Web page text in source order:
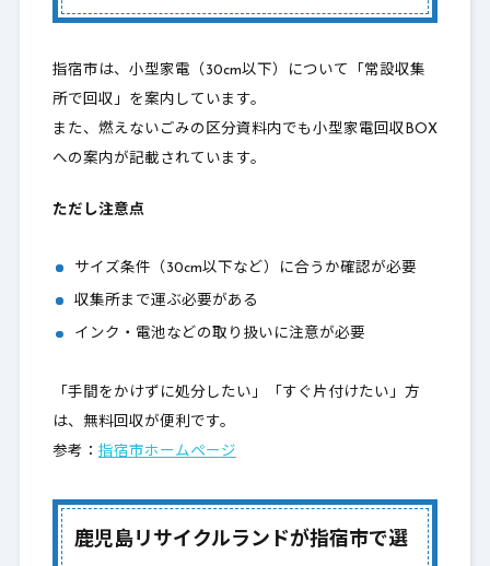
指宿市は、小型家電（30cm以下）について「常設収集
所で回収」を案内しています。
また、燃えないごみの区分資料内でも小型家電回収BOX
への案内が記載されています。
ただし注意点
サイズ条件（30cm以下など）に合うか確認が必要
収集所まで運ぶ必要がある
インク・電池などの取り扱いに注意が必要
「手間をかけずに処分したい」「すぐ片付けたい」方
は、無料回収が便利です。
参考： 指宿市ホームページ
鹿児島リサイクルランドが指宿市で選